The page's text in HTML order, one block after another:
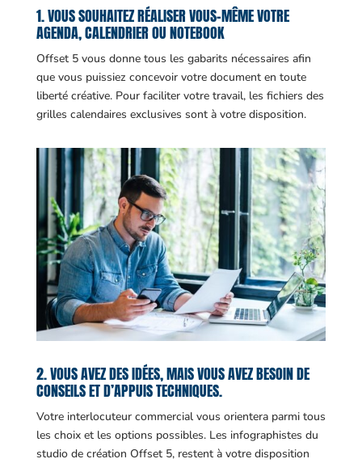
1. VOUS SOUHAITEZ RÉALISER VOUS-MÊME VOTRE
AGENDA, CALENDRIER OU NOTEBOOK
Offset 5 vous donne tous les gabarits nécessaires afin
que vous puissiez concevoir votre document en toute
liberté créative. Pour faciliter votre travail, les fichiers des
grilles calendaires exclusives sont à votre disposition.
2. VOUS AVEZ DES IDÉES, MAIS VOUS AVEZ BESOIN DE
CONSEILS ET D’APPUIS TECHNIQUES.
Votre interlocuteur commercial vous orientera parmi tous
les choix et les options possibles. Les infographistes du
studio de création Offset 5, restent à votre disposition